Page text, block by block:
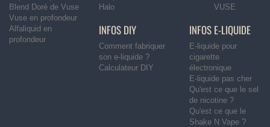
Blend Doré de Vuse
Vuse en profondeur
Alfaliquid en
profondeur
Halo
VUSE
INFOS DIY
Comment fabriquer
son e-liquide ?
Calculateur DIY
INFOS E-LIQUIDE
E-liquide pour
cigarette
électronique
E-liquide pas cher
Qu'est ce que le sel
de nicotine ?
Qu'est ce que le
Shake N Vape ?